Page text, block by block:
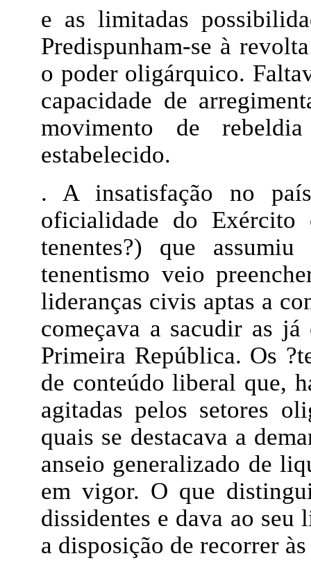
e as limitadas
Predispunham-se à
o poder oligárquico.
capacidade de
movimento de
estabelecido.
. A insatisfação no
oficialidade do
tenentes?) que
tenentismo veio
lideranças civis aptas a
começava a sacudir as
Primeira República. Os
de conteúdo liberal que,
agitadas pelos setores
quais se destacava a
anseio generalizado de
em vigor. O que
dissidentes e dava ao
a disposição de recorrer